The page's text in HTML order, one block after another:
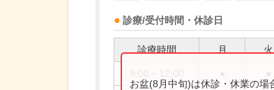
診療/受付時間・休診日
診療時間 月 火
お盆(8月中旬)は休診・休業の場